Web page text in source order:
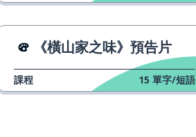
《橫山家之味》預告片
課程 15 單字/短語